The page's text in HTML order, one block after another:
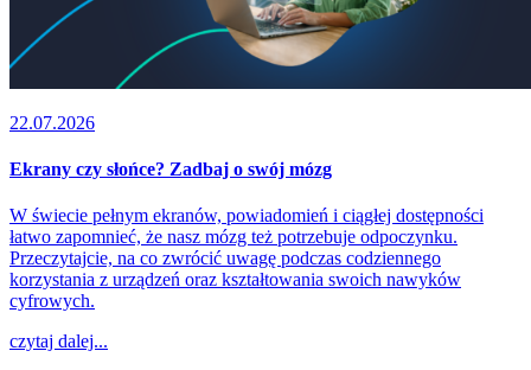
22.07.2026
Ekrany czy słońce? Zadbaj o swój mózg
W świecie pełnym ekranów, powiadomień i ciągłej dostępności
łatwo zapomnieć, że nasz mózg też potrzebuje odpoczynku.
Przeczytajcie, na co zwrócić uwagę podczas codziennego
korzystania z urządzeń oraz kształtowania swoich nawyków
cyfrowych.
czytaj dalej...